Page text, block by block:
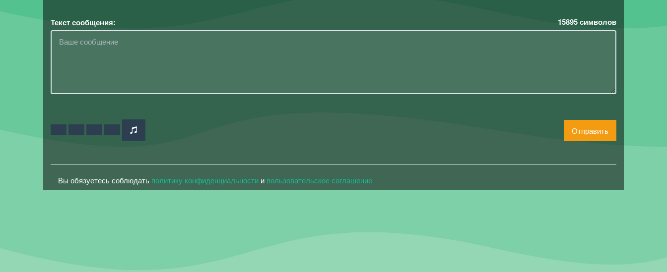
Текст сообщения: 15895символов
Отправить
Вы обязуетесь соблюдать политику конфиденциальности и пользовательское соглашение